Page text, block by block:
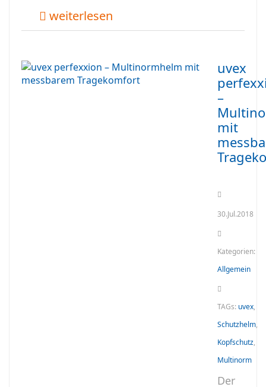
weiterlesen
uvex
–
mit
30.Jul.2018
Kategorien:
Allgemein
TAGs: uvex,
Schutzhelm,
Kopfschutz,
Multinorm
Der